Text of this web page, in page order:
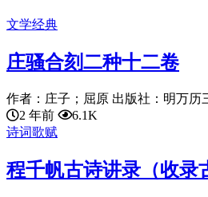
文学经典
庄骚合刻二种十二卷
作者：庄子；屈原 出版社：明万历
2 年前
6.1K
诗词歌赋
程千帆古诗讲录（收录